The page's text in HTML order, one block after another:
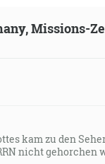
Missions-
kam zu den
nicht gehorchen